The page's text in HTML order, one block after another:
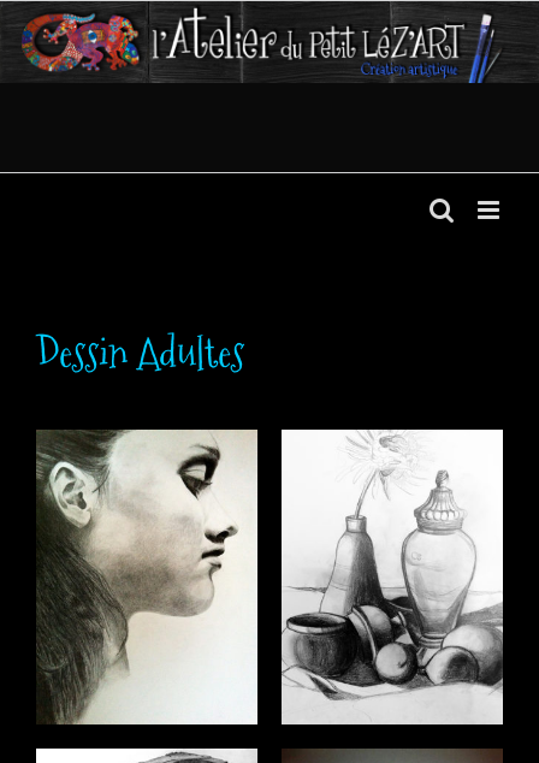
Passer
au
contenu
Dessin Adultes